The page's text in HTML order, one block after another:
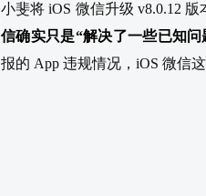
小斐将 iOS 微信升级 v8.0.12
信确实只是“解决了一些已知问
报的 App 违规情况，iOS 微信